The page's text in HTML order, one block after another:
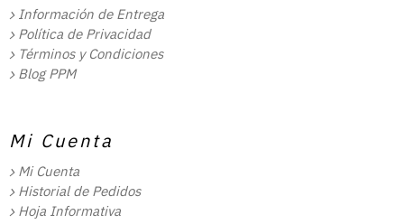
Información de Entrega
Política de Privacidad
Términos y Condiciones
Blog PPM
Mi Cuenta
Mi Cuenta
Historial de Pedidos
Hoja Informativa